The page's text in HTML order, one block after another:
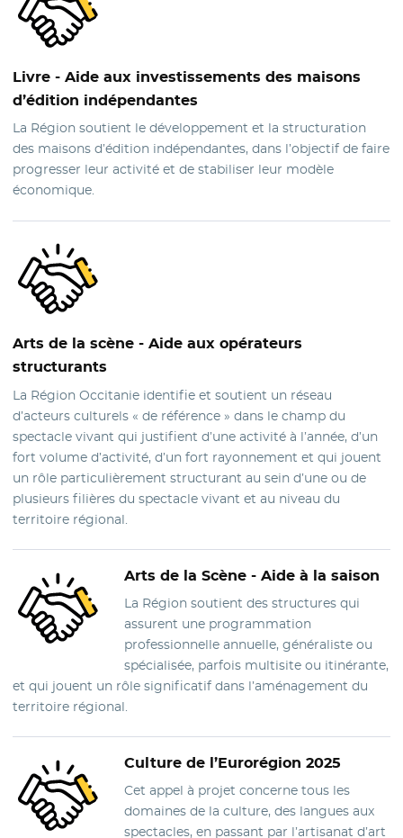
Livre - Aide aux investissements des maisons
d’édition indépendantes
La Région soutient le développement et la structuration
des maisons d’édition indépendantes, dans l’objectif de faire
progresser leur activité et de stabiliser leur modèle
économique.
Arts de la scène - Aide aux opérateurs
structurants
La Région Occitanie identifie et soutient un réseau
d’acteurs culturels « de référence » dans le champ du
spectacle vivant qui justifient d’une activité à l’année, d’un
fort volume d’activité, d’un fort rayonnement et qui jouent
un rôle particulièrement structurant au sein d’une ou de
plusieurs filières du spectacle vivant et au niveau du
territoire régional.
Arts de la Scène -Aide à la saison
La Région soutient des structures qui
assurent une programmation
professionnelle annuelle, généraliste ou
spécialisée, parfois multisite ou itinérante,
et qui jouent un rôle significatif dans l’aménagement du
territoire régional.
Culture de l’Eurorégion 2025
Cet appel à projet concerne tous les
domaines de la culture, des langues aux
spectacles, en passant par l’artisanat d’art